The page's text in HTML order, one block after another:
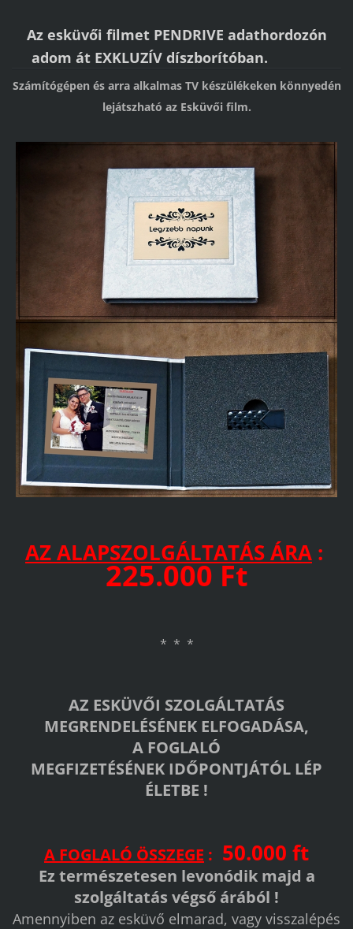
Az esküvői filmet PENDRIVE adathordozón
adom át EXKLUZÍV díszborítóban.
Számítógépen és arra alkalmas TV készülékeken könnyedén
lejátszható az Esküvői film.
AZ ALAPSZOLGÁLTATÁS ÁRA :
225.000 Ft
* * *
AZ ESKÜVŐI SZOLGÁLTATÁS
MEGRENDELÉSÉNEK ELFOGADÁSA,
A FOGLALÓ
MEGFIZETÉSÉNEK IDŐPONTJÁTÓL LÉP
ÉLETBE !
A FOGLALÓ ÖSSZEGE : 50.000 ft
Ez természetesen levonódik majd a
szolgáltatás végső árából !
Amennyiben az esküvő elmarad, vagy visszalépés